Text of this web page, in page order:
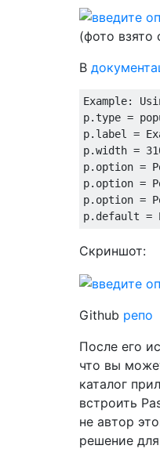
(фото взято
В
Example:
p.type =
p. label =
p.width =
p. option =
p. option =
p. option =
p. default =
Скриншот:
Github репо
После его
что вы
каталог
встроить
не автор
решение